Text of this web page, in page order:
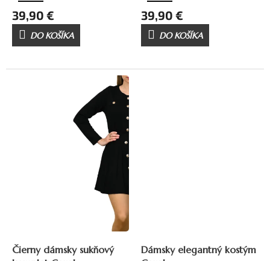
39,90 €
DO KOŠÍKA
39,90 €
DO KOŠÍKA
Čierny dámsky sukňový
Dámsky elegantný kostým